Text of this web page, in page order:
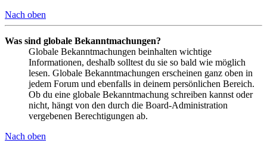
Nach oben
Was sind globale Bekanntmachungen?
Globale Bekanntmachungen beinhalten wichtige
Informationen, deshalb solltest du sie so bald wie möglich
lesen. Globale Bekanntmachungen erscheinen ganz oben in
jedem Forum und ebenfalls in deinem persönlichen Bereich.
Ob du eine globale Bekanntmachung schreiben kannst oder
nicht, hängt von den durch die Board-Administration
vergebenen Berechtigungen ab.
Nach oben